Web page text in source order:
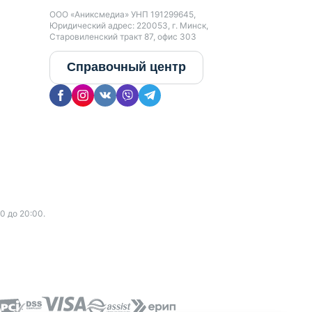
до 20:00.
ООО «Аниксмедиа» УНП 191299645,
Юридический адрес: 220053, г. Минск,
Старовиленский тракт 87, офис 303
Справочный центр